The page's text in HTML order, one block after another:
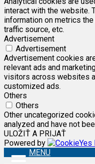
interact with the website.
information on metrics
traffic source, etc.
Advertisement
Advertisement
Advertisement cookies
relevant ads and
visitors across websites
customized ads.
Others
Others
Other uncategorized
analyzed and have not
ULOŽIŤ A PRIJAŤ
Powered by
MENU